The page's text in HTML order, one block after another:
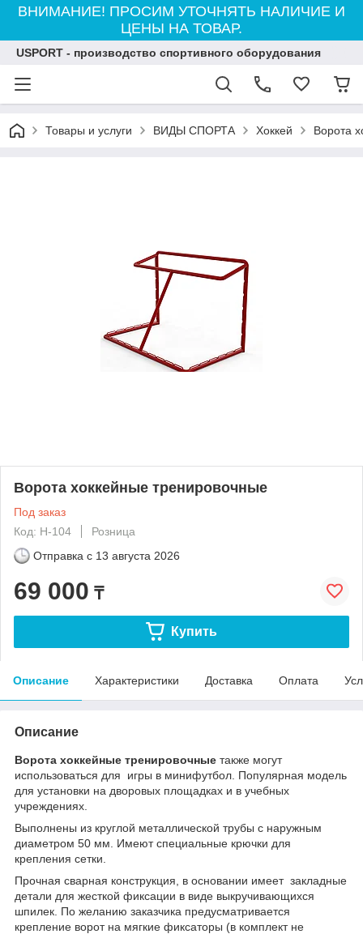
ВНИМАНИЕ! ПРОСИМ УТОЧНЯТЬ НАЛИЧИЕ И
ЦЕНЫ НА ТОВАР.
USPORT - производство спортивного оборудования
Товары и услуги ВИДЫ СПОРТА Хоккей Ворота
Ворота хоккейные тренировочные
Под заказ
Код: Н-104
Розница
Отправка с 13 августа 2026
69 000 ₸
Купить
Описание Характеристики Доставка Оплата
Описание
Ворота хоккейные тренировочные также могут
использоваться для игры в минифутбол. Популярная модель
для установки на дворовых площадках и в учебных
учреждениях.
Выполнены из круглой металлической трубы с наружным
диаметром 50 мм. Имеют специальные крючки для
крепления сетки.
Прочная сварная конструкция, в основании имеет закладные
детали для жесткой фиксации в виде выкручивающихся
шпилек. По желанию заказчика предусматривается
крепление ворот на мягкие фиксаторы (в комплект не